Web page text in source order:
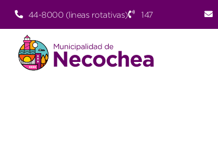
44-8000 (lineas rotativas) 147